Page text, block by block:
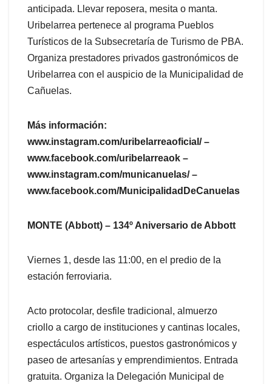
anticipada. Llevar reposera, mesita o manta.
Uribelarrea pertenece al programa Pueblos
Turísticos de la Subsecretaría de Turismo de PBA.
Organiza prestadores privados gastronómicos de
Uribelarrea con el auspicio de la Municipalidad de
Cañuelas.
Más información:
www.instagram.com/uribelarreaoficial/ –
www.facebook.com/uribelarreaok –
www.instagram.com/municanuelas/ –
www.facebook.com/MunicipalidadDeCanuelas
MONTE (Abbott) – 134º Aniversario de Abbott
Viernes 1, desde las 11:00, en el predio de la
estación ferroviaria.
Acto protocolar, desfile tradicional, almuerzo
criollo a cargo de instituciones y cantinas locales,
espectáculos artísticos, puestos gastronómicos y
paseo de artesanías y emprendimientos. Entrada
gratuita. Organiza la Delegación Municipal de